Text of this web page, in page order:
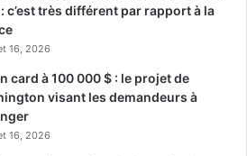
c’est très différent par rapport à la
16, 2026
card à 100 000 $ : le projet de
visant les demandeurs à
16, 2026